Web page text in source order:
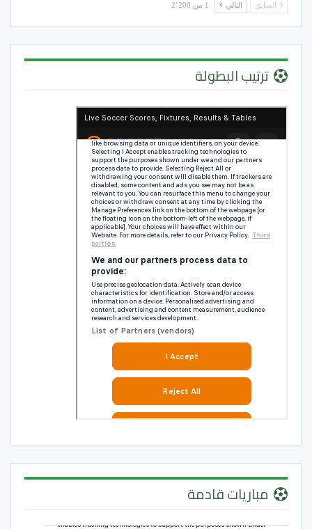
السابق التالي 1 من 2٬200
ترتيب البطولة
مباريات قادمة